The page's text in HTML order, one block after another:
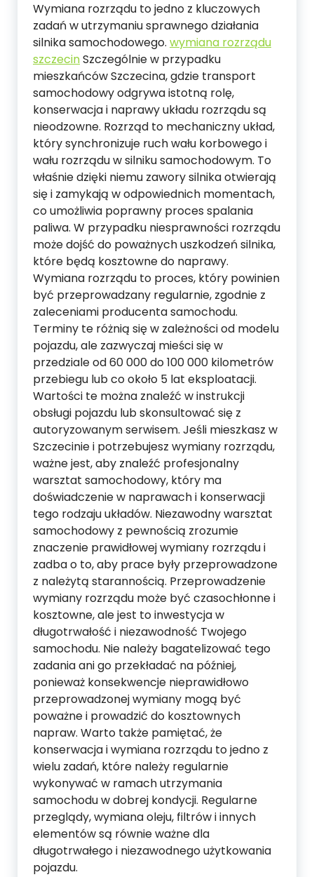
Wymiana rozrządu to jedno z kluczowych
zadań w utrzymaniu sprawnego działania
silnika samochodowego. wymiana rozrządu
szczecinSzczególnie w przypadku
mieszkańców Szczecina, gdzie transport
samochodowy odgrywa istotną rolę,
konserwacja i naprawy układu rozrządu są
nieodzowne. Rozrząd to mechaniczny układ,
który synchronizuje ruch wału korbowego i
wału rozrządu w silniku samochodowym. To
właśnie dzięki niemu zawory silnika otwierają
się i zamykają w odpowiednich momentach,
co umożliwia poprawny proces spalania
paliwa. W przypadku niesprawności rozrządu
może dojść do poważnych uszkodzeń silnika,
które będą kosztowne do naprawy.
Wymiana rozrządu to proces, który powinien
być przeprowadzany regularnie, zgodnie z
zaleceniami producenta samochodu.
Terminy te różnią się w zależności od modelu
pojazdu, ale zazwyczaj mieści się w
przedziale od 60 000 do 100 000 kilometrów
przebiegu lub co około 5 lat eksploatacji.
Wartości te można znaleźć w instrukcji
obsługi pojazdu lub skonsultować się z
autoryzowanym serwisem. Jeśli mieszkasz w
Szczecinie i potrzebujesz wymiany rozrządu,
ważne jest, aby znaleźć profesjonalny
warsztat samochodowy, który ma
doświadczenie w naprawach i konserwacji
tego rodzaju układów. Niezawodny warsztat
samochodowy z pewnością zrozumie
znaczenie prawidłowej wymiany rozrządu i
zadba o to, aby prace były przeprowadzone
z należytą starannością. Przeprowadzenie
wymiany rozrządu może być czasochłonne i
kosztowne, ale jest to inwestycja w
długotrwałość i niezawodność Twojego
samochodu. Nie należy bagatelizować tego
zadania ani go przekładać na później,
ponieważ konsekwencje nieprawidłowo
przeprowadzonej wymiany mogą być
poważne i prowadzić do kosztownych
napraw. Warto także pamiętać, że
konserwacja i wymiana rozrządu to jedno z
wielu zadań, które należy regularnie
wykonywać w ramach utrzymania
samochodu w dobrej kondycji. Regularne
przeglądy, wymiana oleju, filtrów i innych
elementów są równie ważne dla
długotrwałego i niezawodnego użytkowania
pojazdu.